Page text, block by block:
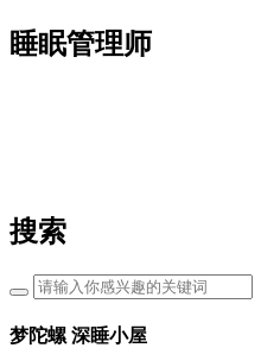
睡眠管理师
搜索
梦陀螺 深睡小屋